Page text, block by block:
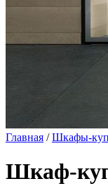
Главная /Шкафы-
Шкаф-